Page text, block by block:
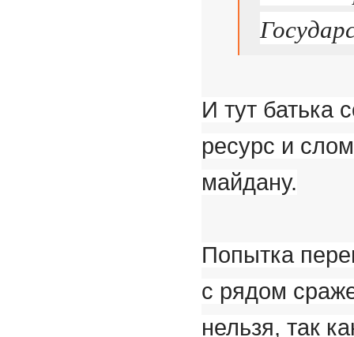
И тут батька
ресурс и
майдану.
Попытка
с рядом
нельзя, так